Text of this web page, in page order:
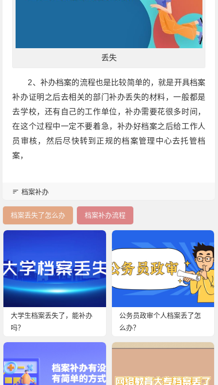
丢失
2、补办档案的流程也是比较简单的，就是开具档案
补办证明之后去相关的部门补办丢失的材料，一般都是
去学校，还有自己的工作单位，补办需要花很多时间，
在这个过程中一定不要着急，补办好档案之后给工作人
员审核，然后尽快转到正规的档案管理中心去托管档
案，
档案补办
档案丢失了怎么办 档案补办流程
大学生档案丢失了，能补办
吗？
公务员政审个人档案丢了怎
么办？